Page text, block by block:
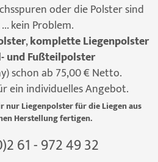
oder die Polster sind
kein Problem.
,komplette Liegenpolster
und Fußteilpolster
schon ab 75,00 € Netto.
ein individuelles Angebot.
nur Liegenpolster für die Liegen aus
Herstellung fertigen.
61 - 972 49 32